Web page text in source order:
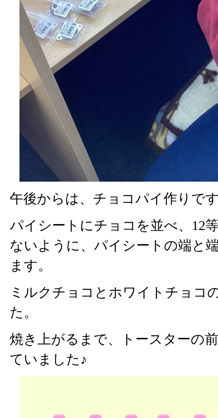
午後からは、チョコパイ作りで
パイシートにチョコを並べ、12
ないように、パイシートの端と
ます。
ミルクチョコとホワイトチョコ
た。
焼き上がるまで、トースターの
ていました♪